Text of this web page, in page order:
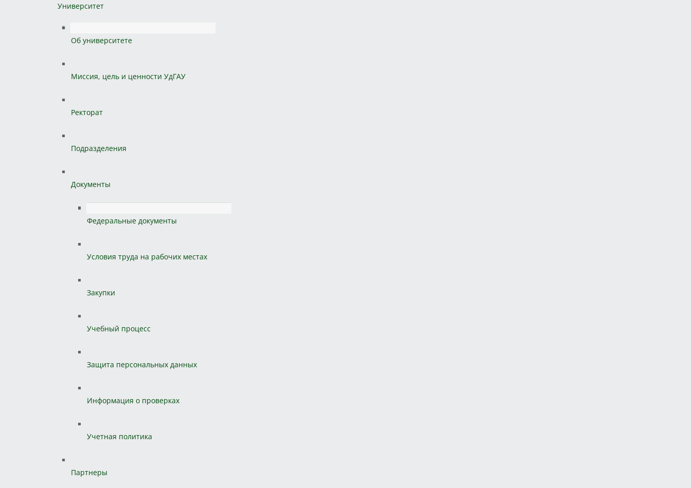
Университет
Об университете
Миссия, цель и ценности УдГАУ
Ректорат
Подразделения
Документы
Федеральные документы
Условия труда на рабочих местах
Закупки
Учебный процесс
Защита персональных данных
Информация о проверках
Учетная политика
Партнеры